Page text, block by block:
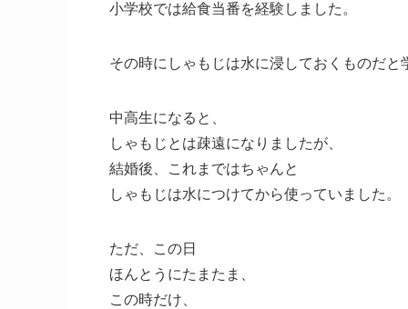
小学校では給食当番を経験しました。
その時にしゃもじは水に浸しておくものだと
中高生になると、
しゃもじとは疎遠になりましたが、
結婚後、これまではちゃんと
しゃもじは水につけてから使っていました。
ただ、この日
ほんとうにたまたま、
この時だけ、